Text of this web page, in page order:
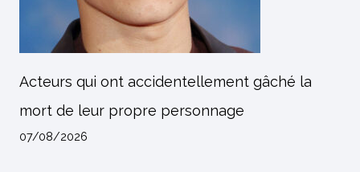
Acteurs qui ont accidentellement gâché la
mort de leur propre personnage
07/08/2026